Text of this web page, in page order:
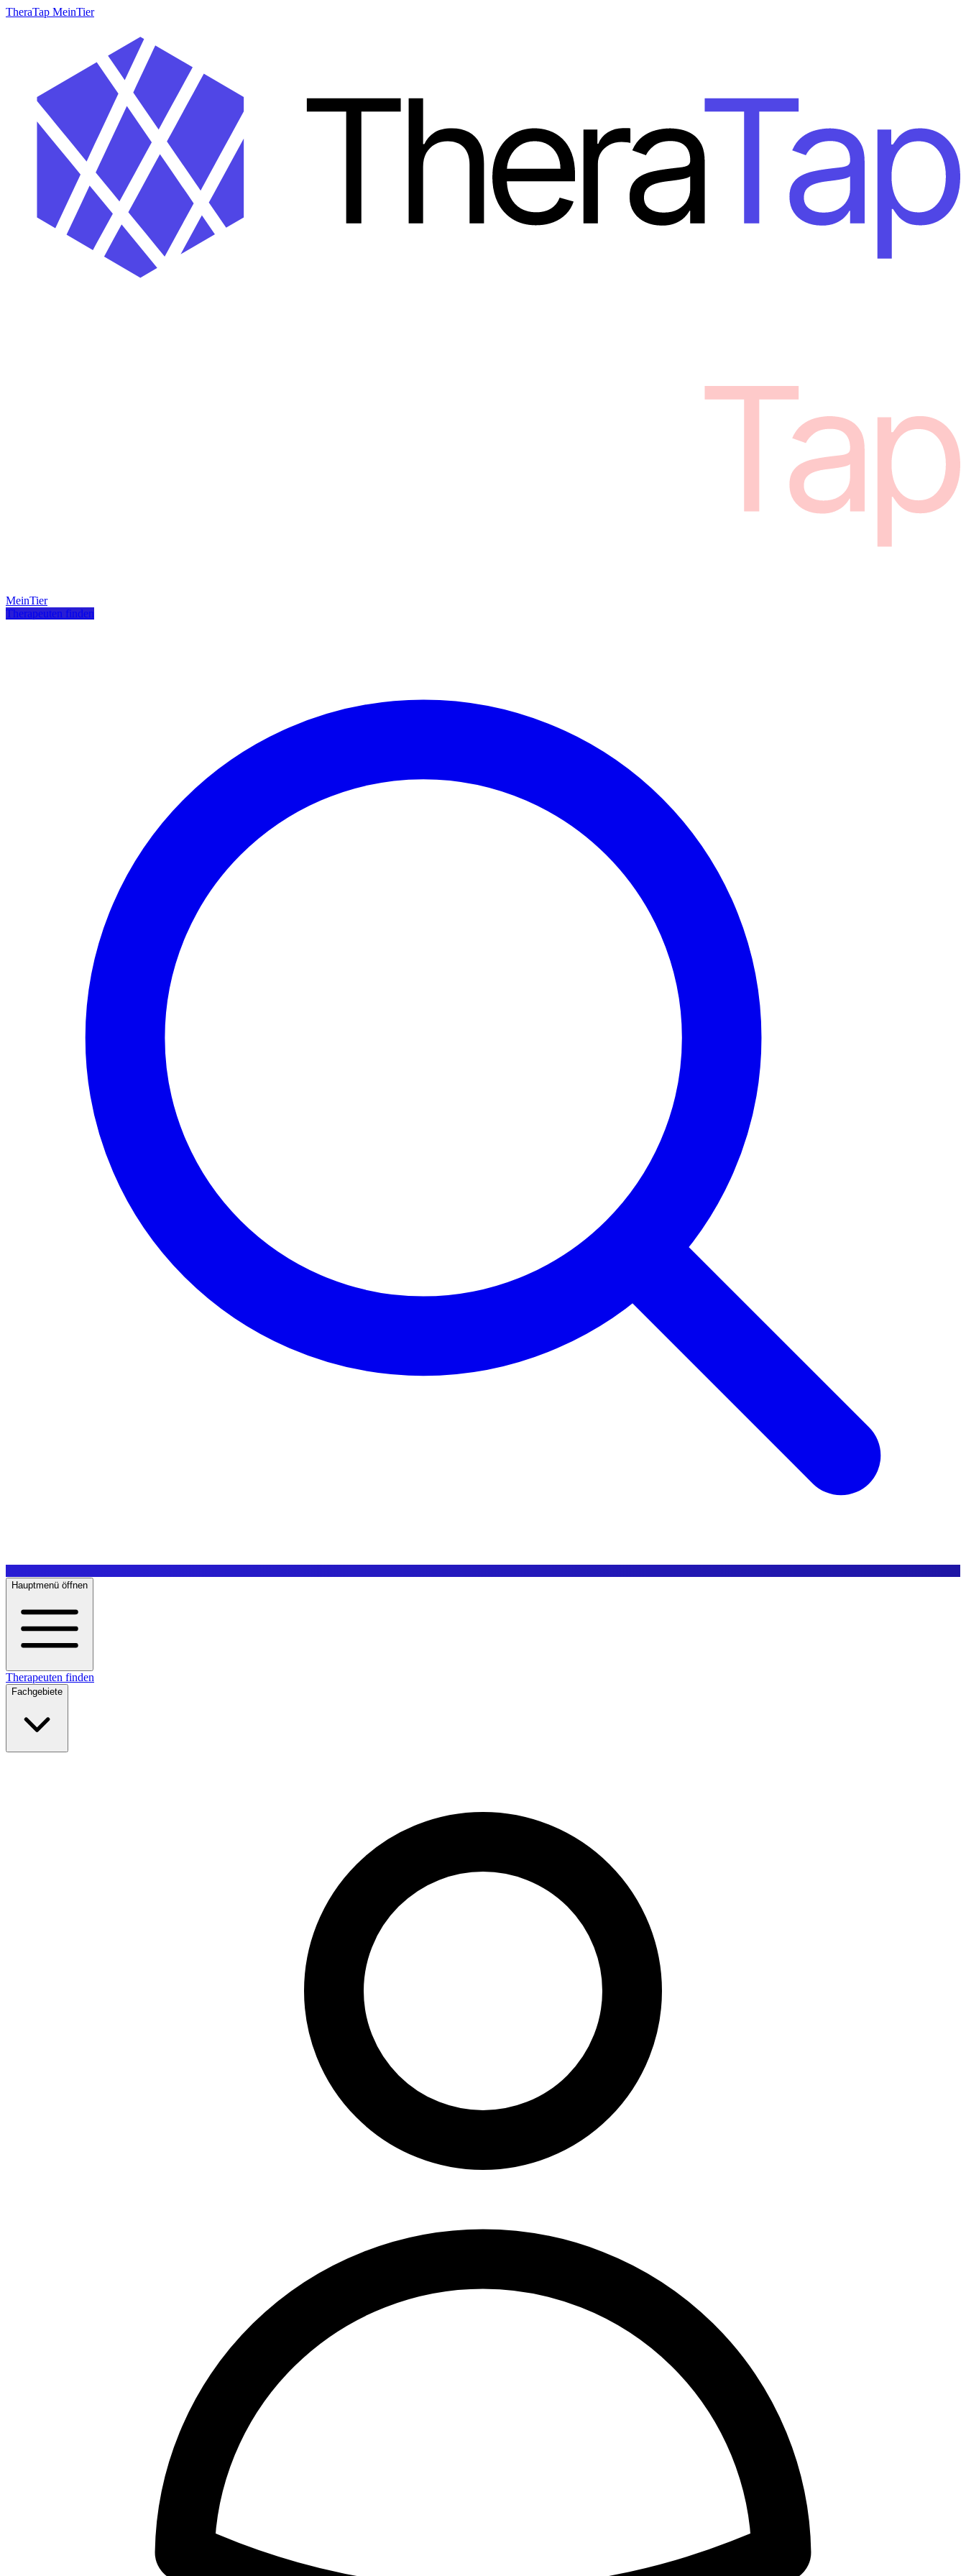
TheraTap MeinTier
MeinTier
Therapeuten finden
Hauptmenü öffnen
Therapeuten finden
Fachgebiete